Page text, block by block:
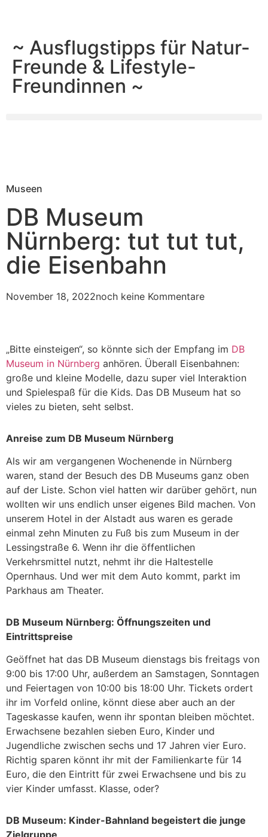
~ Ausflugstipps für Natur-
Freunde & Lifestyle-
Freundinnen ~
Museen
DB Museum
Nürnberg: tut tut tut,
die Eisenbahn
November 18, 2022noch keine Kommentare
„Bitte einsteigen“, so könnte sich der Empfang im DB
Museum in Nürnberg anhören. Überall Eisenbahnen:
große und kleine Modelle, dazu super viel Interaktion
und Spielespaß für die Kids. Das DB Museum hat so
vieles zu bieten, seht selbst.
Anreise zum DB Museum Nürnberg
Als wir am vergangenen Wochenende in Nürnberg
waren, stand der Besuch des DB Museums ganz oben
auf der Liste. Schon viel hatten wir darüber gehört, nun
wollten wir uns endlich unser eigenes Bild machen. Von
unserem Hotel in der Alstadt aus waren es gerade
einmal zehn Minuten zu Fuß bis zum Museum in der
Lessingstraße 6. Wenn ihr die öffentlichen
Verkehrsmittel nutzt, nehmt ihr die Haltestelle
Opernhaus. Und wer mit dem Auto kommt, parkt im
Parkhaus am Theater.
DB Museum Nürnberg: Öffnungszeiten und
Eintrittspreise
Geöffnet hat das DB Museum dienstags bis freitags von
9:00 bis 17:00 Uhr, außerdem an Samstagen, Sonntagen
und Feiertagen von 10:00 bis 18:00 Uhr. Tickets ordert
ihr im Vorfeld online, könnt diese aber auch an der
Tageskasse kaufen, wenn ihr spontan bleiben möchtet.
Erwachsene bezahlen sieben Euro, Kinder und
Jugendliche zwischen sechs und 17 Jahren vier Euro.
Richtig sparen könnt ihr mit der Familienkarte für 14
Euro, die den Eintritt für zwei Erwachsene und bis zu
vier Kinder umfasst. Klasse, oder?
DB Museum: Kinder-Bahnland begeistert die junge